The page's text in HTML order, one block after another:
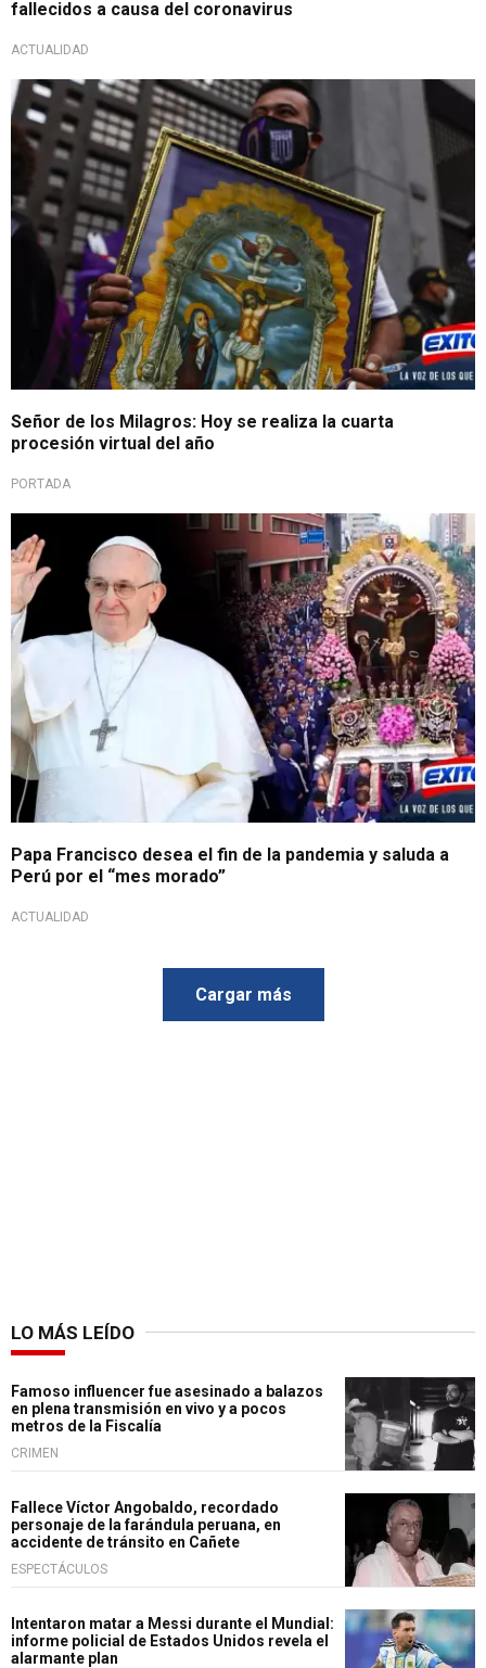
fallecidos a causa del coronavirus
ACTUALIDAD
Señor de los Milagros: Hoy se realiza la cuarta
procesión virtual del año
PORTADA
Papa Francisco desea el fin de la pandemia y saluda a
Perú por el “mes morado”
ACTUALIDAD
Cargar más
LO MÁS LEÍDO
Famoso influencer fue asesinado a balazos
en plena transmisión en vivo y a pocos
metros de la Fiscalía
CRIMEN
Fallece Víctor Angobaldo, recordado
personaje de la farándula peruana, en
accidente de tránsito en Cañete
ESPECTÁCULOS
Intentaron matar a Messi durante el Mundial:
informe policial de Estados Unidos revela el
alarmante plan